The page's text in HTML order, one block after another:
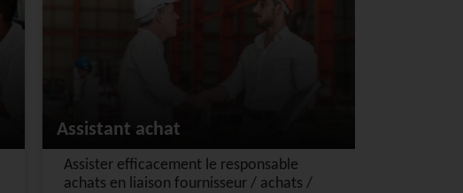
Assistant achat
Assister efficacement le responsable
achats en liaison fournisseur / achats /